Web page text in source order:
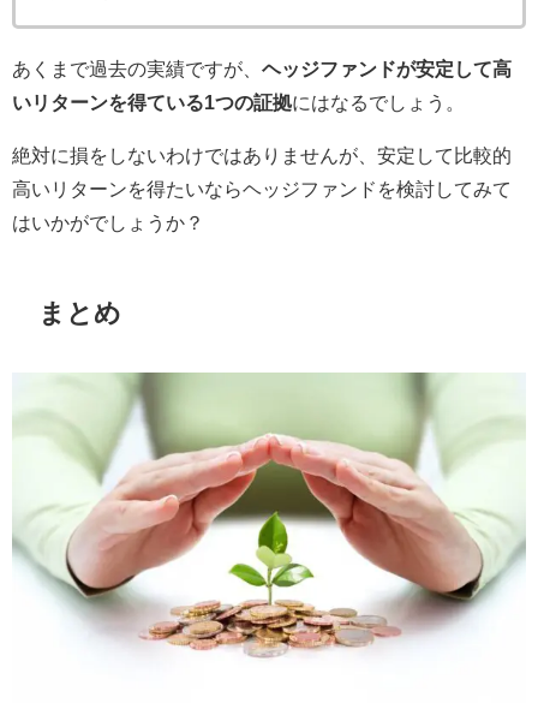
あくまで過去の実績ですが、 ヘッジファンドが安定して高
いリターンを得ている1つの証拠にはなるでしょう。
絶対に損をしないわけではありませんが、安定して比較的
高いリターンを得たいならヘッジファンドを検討してみて
はいかがでしょうか？
まとめ